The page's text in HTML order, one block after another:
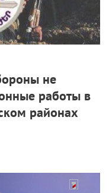
не
работы в
районах